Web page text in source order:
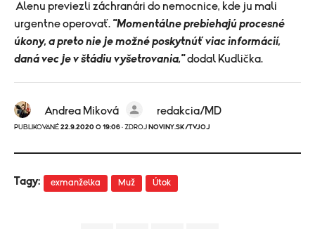
Alenu previezli záchranári do nemocnice, kde ju mali
urgentne operovať. "Momentálne prebiehajú procesné
úkony, a preto nie je možné poskytnúť viac informácií,
daná vec je v štádiu vyšetrovania,"dodal Kudlička.
Andrea Miková redakcia/MD
PUBLIKOVANÉ 22.9.2020 O 19:06 · ZDROJ NOVINY.SK/TVJOJ
Tagy: exmanželka Muž Útok